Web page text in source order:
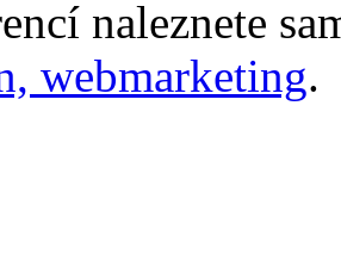
naleznete
webmarketing.